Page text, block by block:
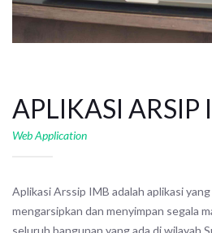
APLIKASI ARSIP
Web Application
Aplikasi Arssip IMB adalah aplikasi
mengarsipkan dan menyimpan segala